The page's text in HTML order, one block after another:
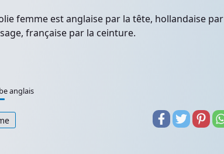
femme est anglaise par la tête, hollandaise par
française par la ceinture.
anglais